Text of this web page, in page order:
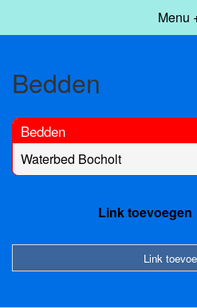
Menu
Bedden
Bedden
Waterbed Bocholt
Link toevoegen
Link